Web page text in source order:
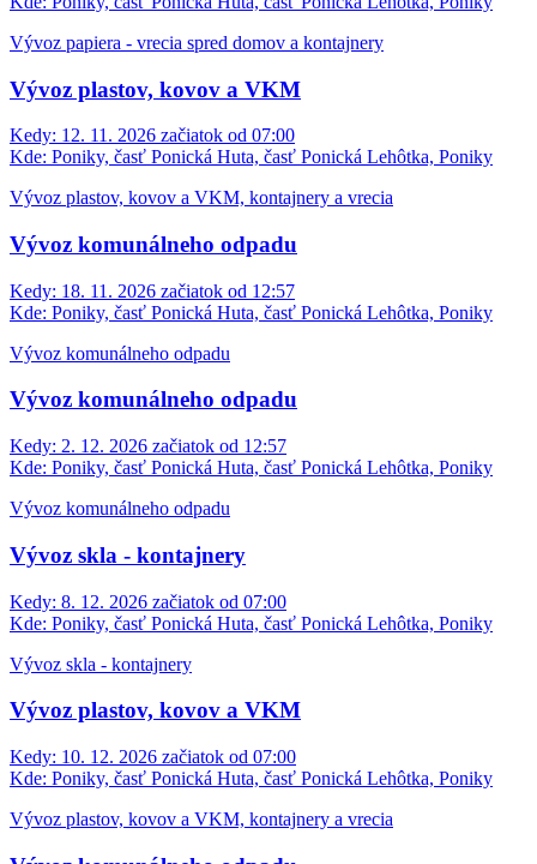
Vývoz papiera - vrecia spred domov a kontajnery
Vývoz plastov, kovov a VKM
Kedy: 12. 11. 2026 začiatok od 07:00
Kde: Poniky, časť Ponická Huta, časť Ponická Lehôtka, Poniky
Vývoz plastov, kovov a VKM, kontajnery a vrecia
Vývoz komunálneho odpadu
Kedy: 18. 11. 2026 začiatok od 12:57
Kde: Poniky, časť Ponická Huta, časť Ponická Lehôtka, Poniky
Vývoz komunálneho odpadu
Vývoz komunálneho odpadu
Kedy: 2. 12. 2026 začiatok od 12:57
Kde: Poniky, časť Ponická Huta, časť Ponická Lehôtka, Poniky
Vývoz komunálneho odpadu
Vývoz skla - kontajnery
Kedy: 8. 12. 2026 začiatok od 07:00
Kde: Poniky, časť Ponická Huta, časť Ponická Lehôtka, Poniky
Vývoz skla - kontajnery
Vývoz plastov, kovov a VKM
Kedy: 10. 12. 2026 začiatok od 07:00
Kde: Poniky, časť Ponická Huta, časť Ponická Lehôtka, Poniky
Vývoz plastov, kovov a VKM, kontajnery a vrecia